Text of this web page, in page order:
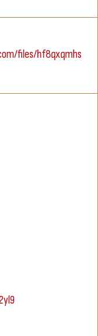
files/hf8qxqmhs